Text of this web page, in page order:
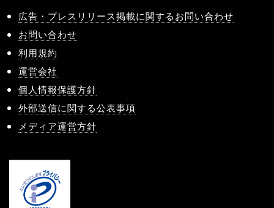
広告・プレスリリース掲載に関するお問い合わせ
お問い合わせ
利用規約
運営会社
個人情報保護方針
外部送信に関する公表事項
メディア運営方針